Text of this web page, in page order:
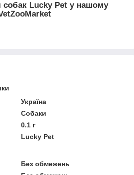
собак Lucky Pet у нашому
Україна
Собаки
0.1 г
Lucky Pet
Без обмежень